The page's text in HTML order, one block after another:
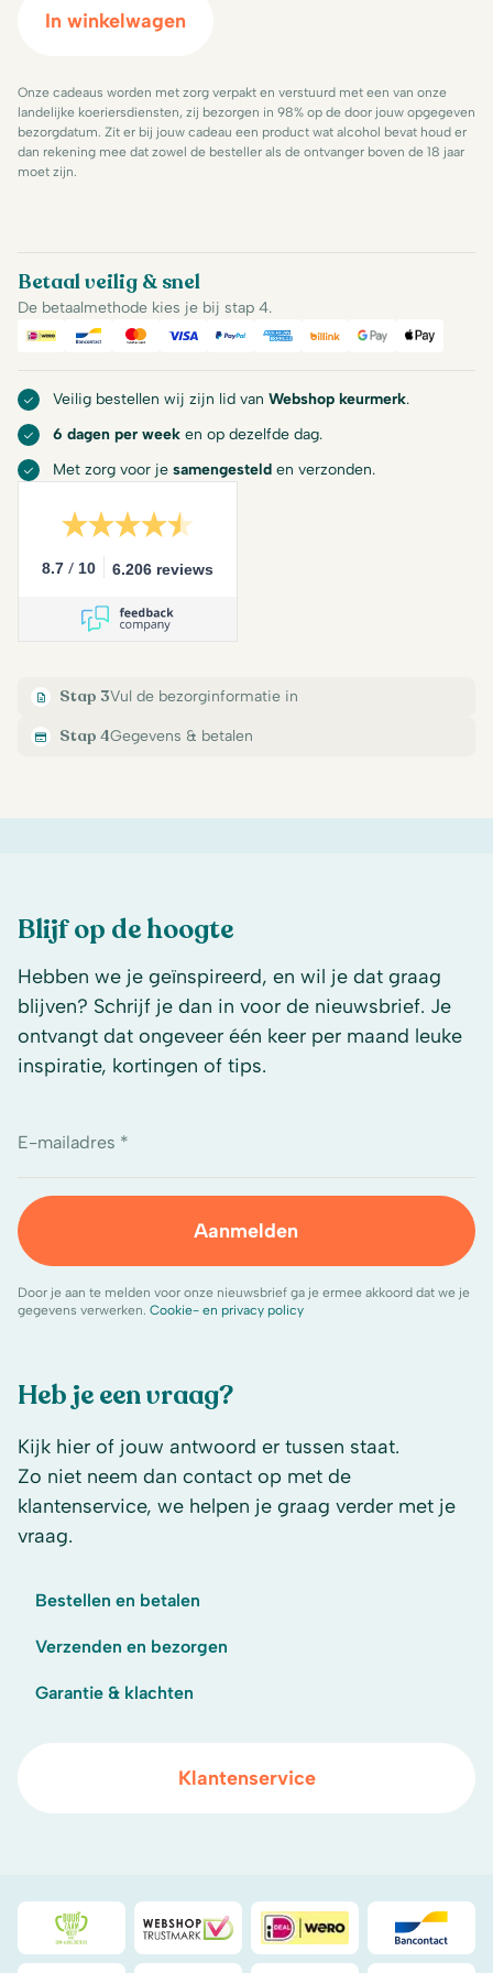
In winkelwagen
Onze cadeaus worden met zorg verpakt en verstuurd met een van onze
landelijke koeriersdiensten, zij bezorgen in 98% op de door jouw opgegeven
bezorgdatum. Zit er bij jouw cadeau een product wat alcohol bevat houd er
dan rekening mee dat zowel de besteller als de ontvanger boven de 18 jaar
moet zijn.
Betaal veilig & snel
De betaalmethode kies je bij stap 4.
iDeal Bancontact
Mastercard
Visa PayPalAmerican Express
BillinkGoogle Pay
Apple
Veilig bestellen wij zijn lid van Webshop keurmerk.
6 dagen per week en op dezelfde dag.
Met zorg voor je samengesteld en verzonden.
8.7 / 10 6.206 reviews
Stap 3Vul de bezorginformatie in
Stap 4Gegevens & betalen
Heb je een vraag?
Kijk hier of jouw antwoord er tussen staat.
Zo niet neem dan contact op met de
klantenservice, we helpen je graag verder met je
vraag.
Bestellen en betalen
Verzenden en bezorgen
Garantie & klachten
Klantenservice
Blijf op de hoogte
Hebben we je geïnspireerd, en wil je dat graag
blijven? Schrijf je dan in voor de nieuwsbrief. Je
ontvangt dat ongeveer één keer per maand leuke
inspiratie, kortingen of tips.
E-mailadres *
Aanmelden
Door je aan te melden voor onze nieuwsbrief ga je ermee akkoord dat we je
gegevens verwerken. Cookie- en privacy policy
Duurzaamheidsprijs duin- & bollenstreek
WebwinkelKeuriDeal